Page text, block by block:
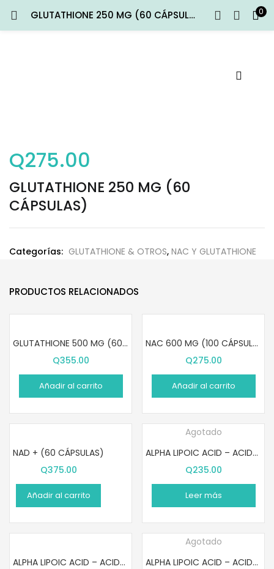
GLUTATHIONE 250 MG (60 CÁPSULAS) 0
GLUTATHIONE 250 MG (60
CÁPSULAS)
Q275.00
Categorías: GLUTATHIONE & OTROS, NAC Y GLUTATHIONE
PRODUCTOS RELACIONADOS
GLUTATHIONE 500 MG (60 CÁPSULAS)
Q355.00
Añadir al carrito
NAC 600 MG (100 CÁPSULAS)
Q275.00
Añadir al carrito
NAD + (60 CÁPSULAS)
Q375.00
Añadir al carrito
Agotado
ALPHA LIPOIC ACID – ACIDO ALFA LIPOICO (60 CÁPSULAS)
Q235.00
Leer más
ALPHA LIPOIC ACID – ACIDO ALFA LIPOICO (60 CÁPSULAS)
Agotado
ALPHA LIPOIC ACID – ACIDO ALFA LIPOICO (120 CÁPSULAS)
ENTRAR REGISTRARSE
Recuérdame
Entrar